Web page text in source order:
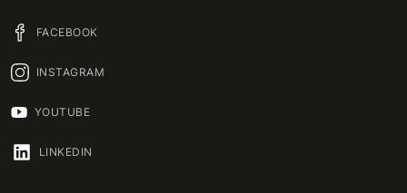
FACEBOOK
INSTAGRAM
YOUTUBE
LINKEDIN